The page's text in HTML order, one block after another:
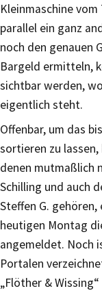
Kleinmaschine
parallel ein ganz
noch den genauen
Bargeld ermitteln,
sichtbar werden,
eigentlich steht.
Offenbar, um das
sortieren zu
denen mutmaßlich
Schilling und auch
Steffen G.
heutigen Montag
angemeldet. Noch
Portalen
„Flöther &